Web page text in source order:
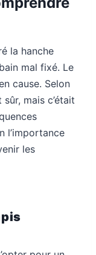
la hanche
mal fixé. Le
cause. Selon
mais c’était
l’importance
les